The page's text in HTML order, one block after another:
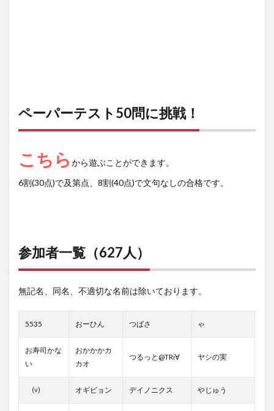
ペーパーテスト50問に挑戦！
こちら から遊ぶことができます。
6割(30点)で及第点、8割(40点)で文句なしの合格です。
参加者一覧（627人）
無記名、同名、不適切な名前は除いております。
5535 おーひん つばさ ゃ
お寿司かな
い
おかかかカ
カオ
つるっと@TRi∀ ヤシの実
⒱ オギピョン デイノニクス やじゅう